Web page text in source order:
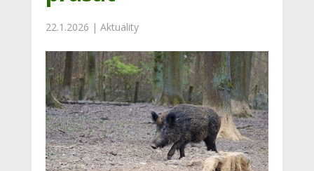
22.1.2026 | Aktuality